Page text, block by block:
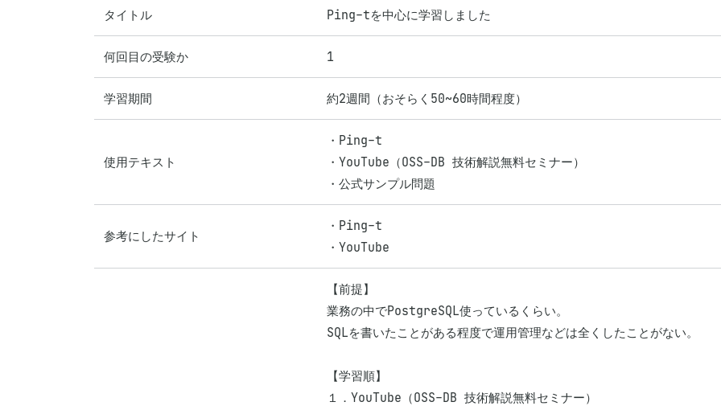
タイトル Ping-tを中心に学習しました
何回目の受験か 1
学習期間 約2週間（おそらく50~60時間程度）
使用テキスト
・Ping-t
・YouTube（OSS-DB 技術解説無料セミナー）
・公式サンプル問題
参考にしたサイト
・Ping-t
・YouTube
【前提】
業務の中でPostgreSQL使っているくらい。
SQLを書いたことがある程度で運用管理などは全くしたことがない。
【学習順】
１．YouTube（OSS-DB 技術解説無料セミナー）